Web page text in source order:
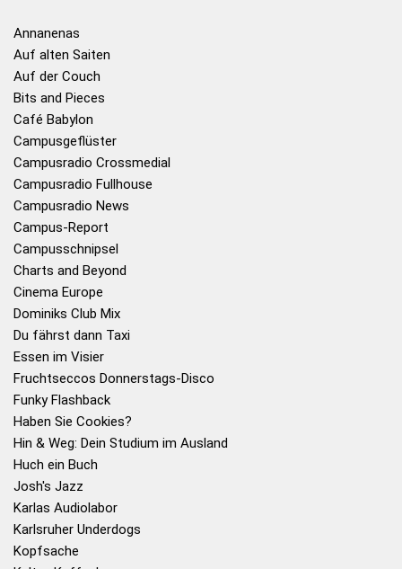
Annanenas
Auf alten Saiten
Auf der Couch
Bits and Pieces
Café Babylon
Campusgeflüster
Campusradio Crossmedial
Campusradio Fullhouse
Campusradio News
Campus-Report
Campusschnipsel
Charts and Beyond
Cinema Europe
Dominiks Club Mix
Du fährst dann Taxi
Essen im Visier
Fruchtseccos Donnerstags-Disco
Funky Flashback
Haben Sie Cookies?
Hin & Weg: Dein Studium im Ausland
Huch ein Buch
Josh's Jazz
Karlas Audiolabor
Karlsruher Underdogs
Kopfsache